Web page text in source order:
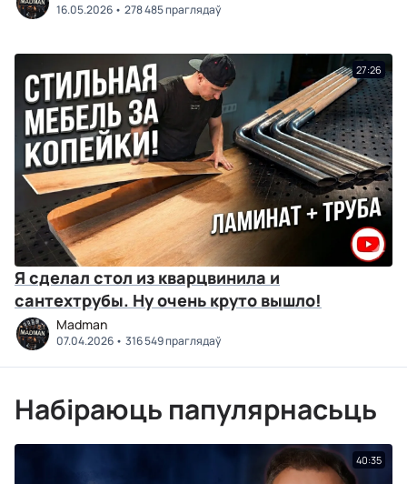
16.05.2026 278 485 праглядаў
27:26
Я сделал стол из кварцвинила и
сантехтрубы. Ну очень круто вышло!
Madman
07.04.2026 316 549 праглядаў
Набіраюць папулярнасьць
40:35